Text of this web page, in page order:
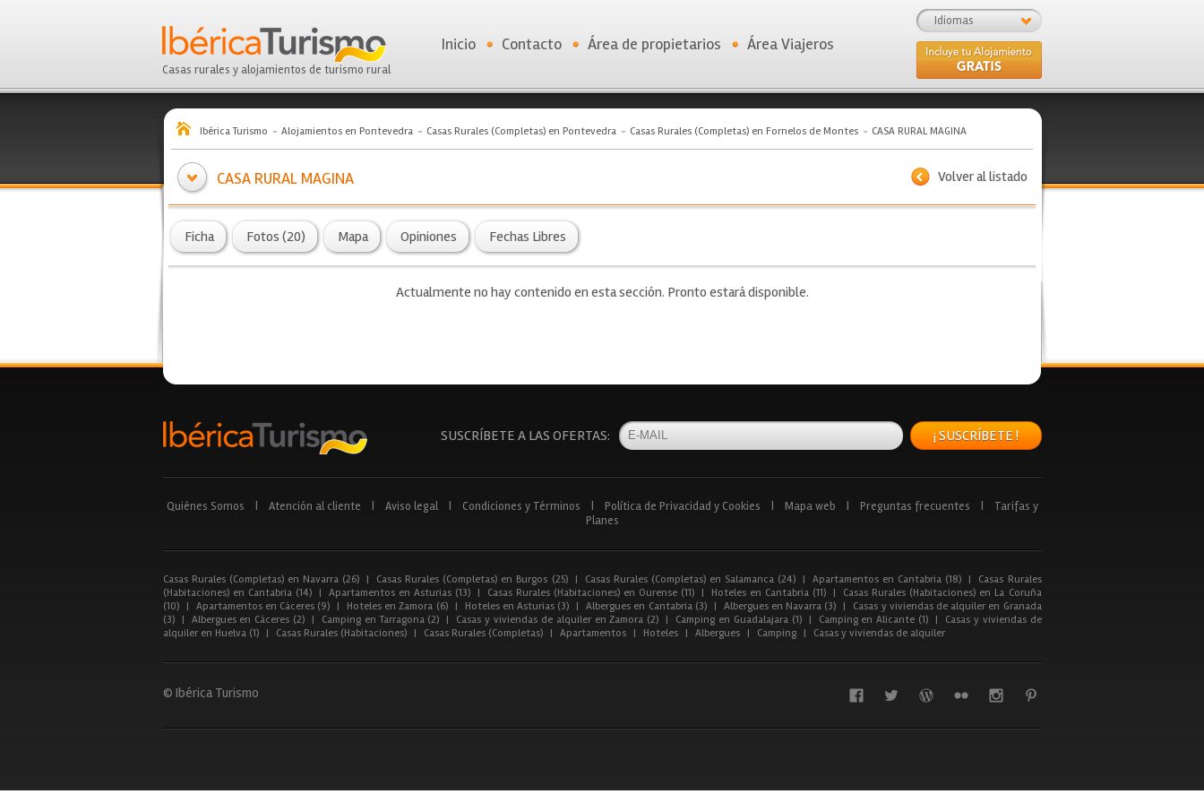
Casas rurales y alojamientos de turismo rural
Idiomas
Inicio Contacto Área de propietarios Área Viajeros
Ibérica Turismo Alojamientos en Pontevedra Casas Rurales (Completas) en Pontevedra Casas Rurales (Completas) en Fornelos de Montes CASA RURAL MAGINA
Volver al listado
CASA RURAL MAGINA
Ficha Fotos (20) Mapa Opiniones Fechas Libres
Actualmente no hay contenido en esta sección. Pronto estará disponible.
SUSCRÍBETE A LAS OFERTAS: ¡ SUSCRÍBETE !
Quiénes Somos Atención al cliente Aviso legal Condiciones y Términos Política de Privacidad y Cookies Mapa web Preguntas frecuentes
Tarifas y
Planes
Casas Rurales (Completas) en Navarra (26) | Casas Rurales (Completas) en Burgos (25) | Casas Rurales (Completas) en Salamanca (24) | Apartamentos en Cantabria (18) |
Casas Rurales
(Habitaciones) en Cantabria (14)
| Apartamentos en Asturias (13) | Casas Rurales (Habitaciones) en Ourense (11) | Hoteles en Cantabria (11) |
Casas Rurales (Habitaciones) en La Coruña
(10)
| Apartamentos en Cáceres (9) | Hoteles en Zamora (6) | Hoteles en Asturias (3) | Albergues en Cantabria (3) | Albergues en Navarra (3) |
Casas y viviendas de alquiler en Granada
(3)
| Albergues en Cáceres (2) | Camping en Tarragona (2) | Casas y viviendas de alquiler en Zamora (2) | Camping en Guadalajara (1) | Camping en Alicante (1) |
Casas y viviendas de
alquiler en Huelva (1)
| Casas Rurales (Habitaciones) | Casas Rurales (Completas) | Apartamentos | Hoteles | Albergues | Camping | Casas y viviendas de alquiler
© Ibérica Turismo